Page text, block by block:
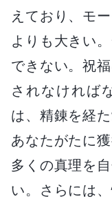
えており、モ
よりも大きい
できない。祝
されなければ
は、精錬を経
あなたがたに
多くの真理を
い。さらには